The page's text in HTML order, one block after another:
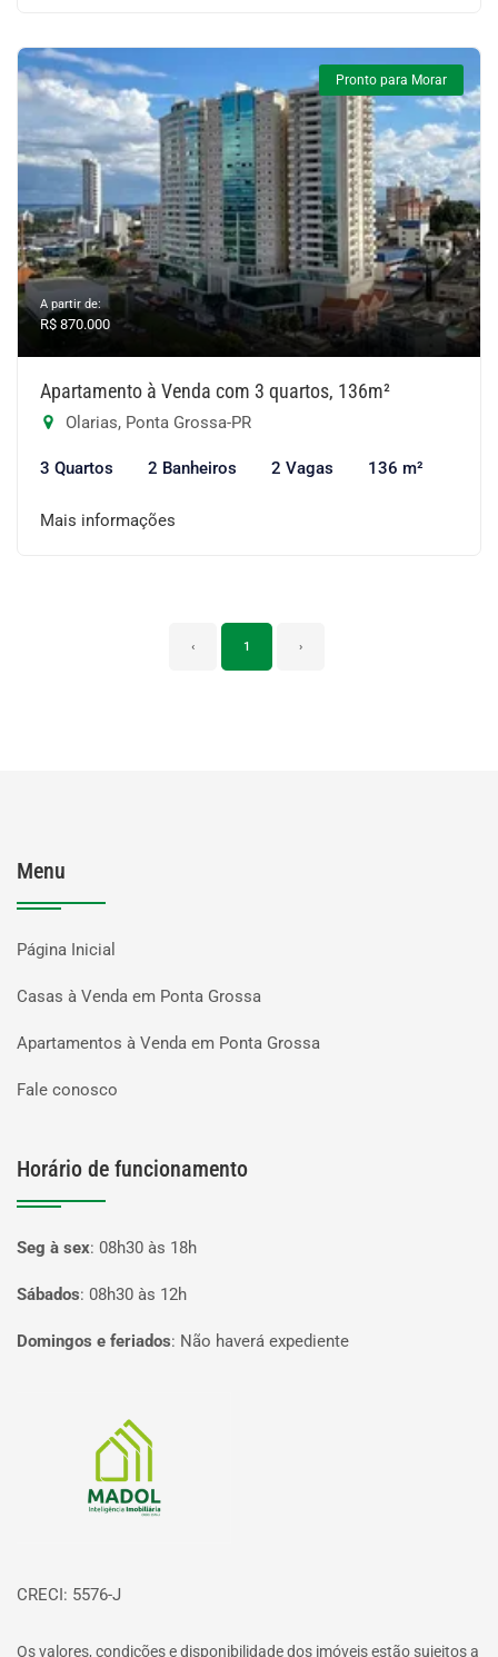
Pronto para Morar
A partir de:
R$ 870.000
Apartamento à Venda com 3 quartos, 136m²
Olarias, Ponta Grossa-PR
3 Quartos 2 Banheiros 2 Vagas 136 m²
Mais informações
‹ 1 ›
Menu
Página Inicial
Casas à Venda em Ponta Grossa
Apartamentos à Venda em Ponta Grossa
Fale conosco
Horário de funcionamento
Seg à sex: 08h30 às 18h
Sábados: 08h30 às 12h
Domingos e feriados: Não haverá expediente
CRECI: 5576-J
Os valores, condições e disponibilidade dos imóveis estão sujeitos a